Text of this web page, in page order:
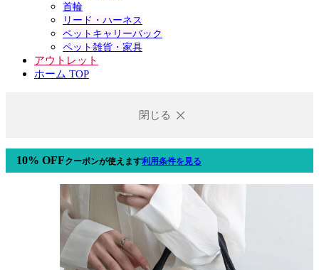
首輪
リード・ハーネス
ペットキャリーバック
ペット雑貨・家具
アウトレット
ホーム TOP
閉じる
10% OFFクーポンが使えます利用条件を見る